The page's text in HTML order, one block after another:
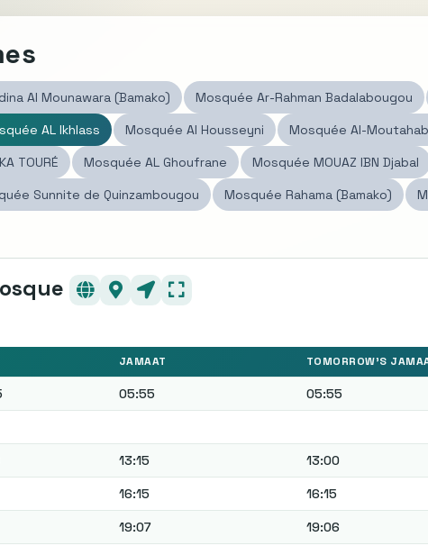
Al Mounawara (Bamako) Mosquée Ar-Rahman Badalabougou
AL Ikhlass Mosquée Al Housseyni Mosquée Al-
TOURÉ Mosquée AL Ghoufrane Mosquée MOUAZ IBN Djabal
Sunnite de Quinzambougou Mosquée Rahama (Bamako)
JAMAAT TOMORROW'S
05:55 05:55
13:15 13:00
16:15 16:15
19:07 19:06